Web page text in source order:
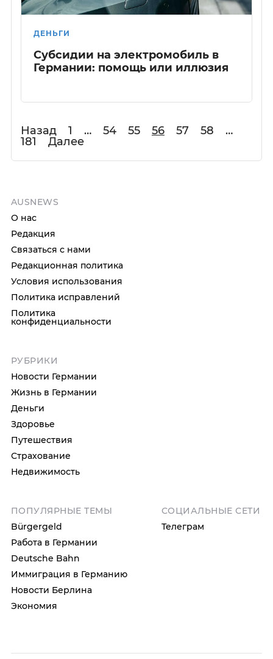
ДЕНЬГИ
Субсидии на электромобиль в
Германии: помощь или иллюзия
Назад 1 … 54 55 56 57 58
…
181
Далее
AUSNEWS
О нас
Редакция
Связаться с нами
Редакционная политика
Условия использования
Политика исправлений
Политика
конфиденциальности
РУБРИКИ
Новости Германии
Жизнь в Германии
Деньги
Здоровье
Путешествия
Страхование
Недвижимость
ПОПУЛЯРНЫЕ ТЕМЫ
Bürgergeld
Работа в Германии
Deutsche Bahn
Иммиграция в Германию
Новости Берлина
Экономия
СОЦИАЛЬНЫЕ СЕТИ
Телеграм